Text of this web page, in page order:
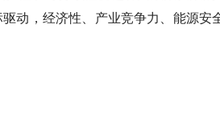
动，经济性、产业竞争力、能源安